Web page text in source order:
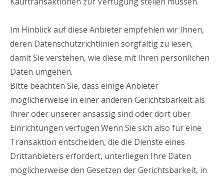
Im Hinblick auf diese Anbieter empfehlen wir Ihnen,
deren Datenschutzrichtlinien sorgfältig zu lesen,
damit Sie verstehen, wie diese mit Ihren persönlichen
Daten umgehen.
Bitte beachten Sie, dass einige Anbieter
möglicherweise in einer anderen Gerichtsbarkeit als
Ihrer oder unserer ansässig sind oder dort über
Einrichtungen verfügen.Wenn Sie sich also für eine
Transaktion entscheiden, die die Dienste eines
Drittanbieters erfordert, unterliegen Ihre Daten
möglicherweise den Gesetzen der Gerichtsbarkeit, in